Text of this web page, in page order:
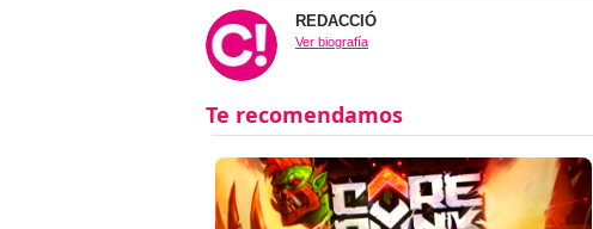
REDACCIÓ
Ver biografía